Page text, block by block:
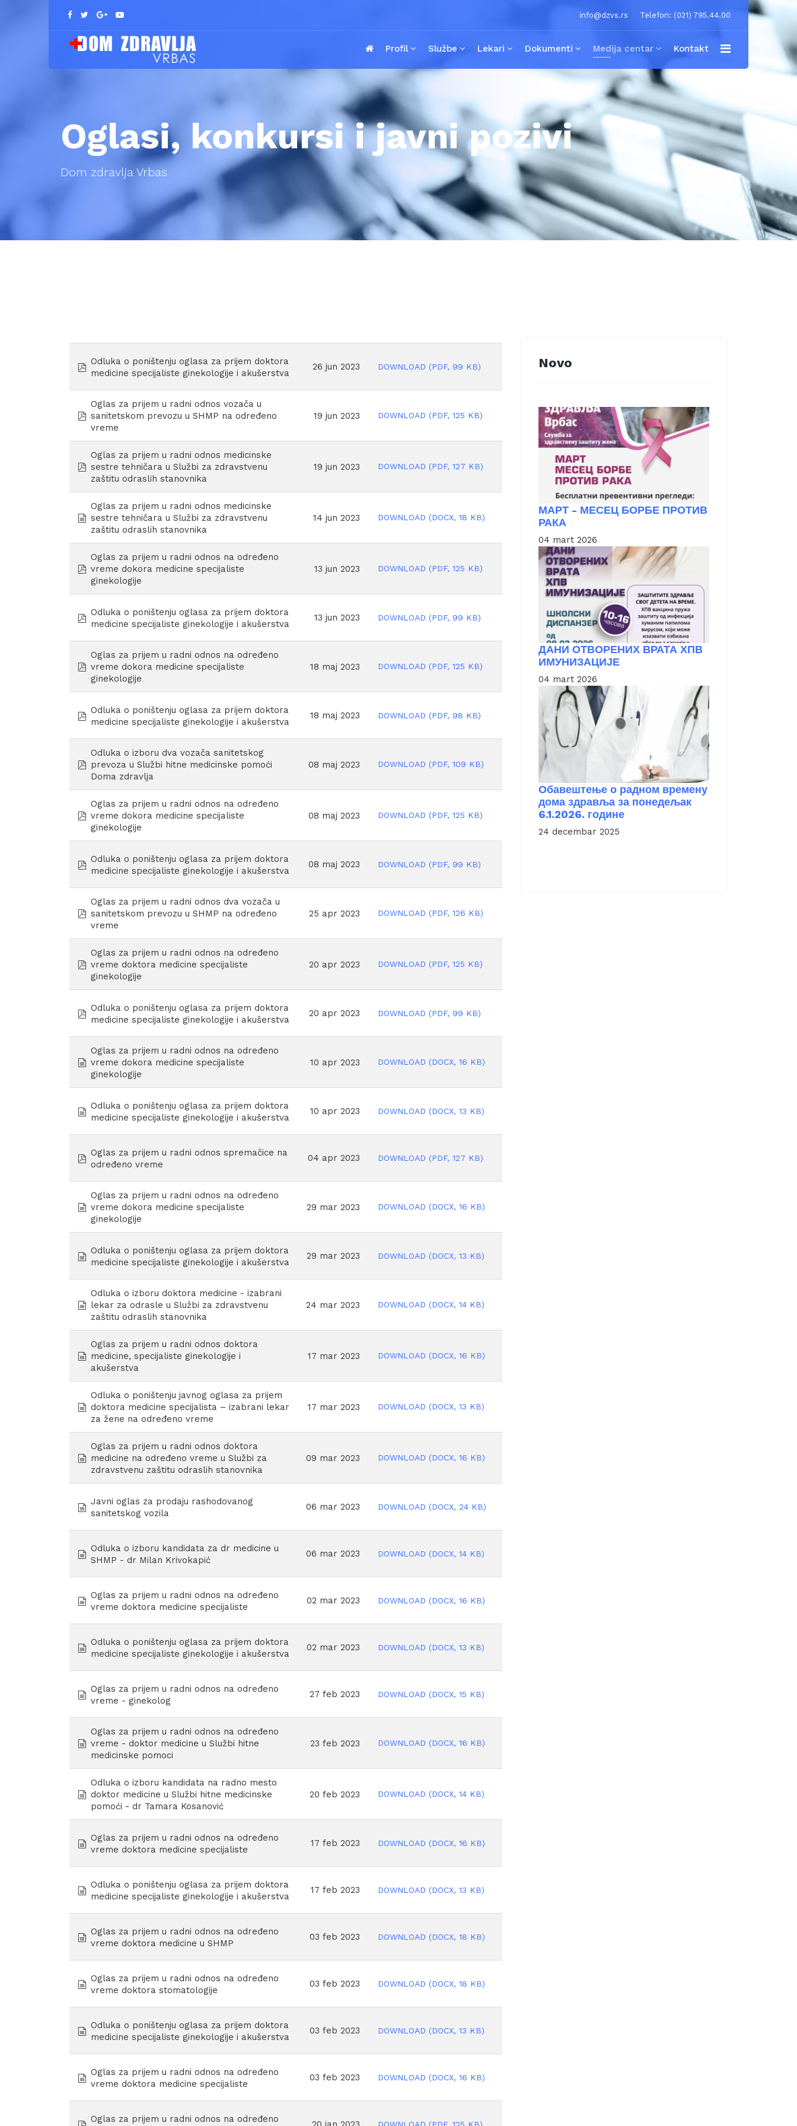
info@dzvs.rs Telefon: (021) 795.44.00
Profil Službe Lekari Dokumenti Medija centar Kontakt
Oglasi, konkursi i javni pozivi
Dom zdravlja Vrbas
pdf
Odluka o poništenju oglasa za prijem doktora
medicine specijaliste ginekologije i akušerstva
26 jun 2023 DOWNLOAD (PDF, 99 KB)
pdf
Oglas za prijem u radni odnos vozača u
sanitetskom prevozu u SHMP na određeno
vreme
19 jun 2023 DOWNLOAD (PDF, 125 KB)
pdf
Oglas za prijem u radni odnos medicinske
sestre tehničara u Službi za zdravstvenu
zaštitu odraslih stanovnika
19 jun 2023 DOWNLOAD (PDF, 127 KB)
document
Oglas za prijem u radni odnos medicinske
sestre tehničara u Službi za zdravstvenu
zaštitu odraslih stanovnika
14 jun 2023 DOWNLOAD (DOCX, 18 KB)
pdf
Oglas za prijem u radni odnos na određeno
vreme dokora medicine specijaliste
ginekologije
13 jun 2023 DOWNLOAD (PDF, 125 KB)
pdf
Odluka o poništenju oglasa za prijem doktora
medicine specijaliste ginekologije i akušerstva
13 jun 2023 DOWNLOAD (PDF, 99 KB)
pdf
Oglas za prijem u radni odnos na određeno
vreme dokora medicine specijaliste
ginekologije
18 maj 2023 DOWNLOAD (PDF, 125 KB)
pdf
Odluka o poništenju oglasa za prijem doktora
medicine specijaliste ginekologije i akušerstva
18 maj 2023 DOWNLOAD (PDF, 98 KB)
pdf
Odluka o izboru dva vozača sanitetskog
prevoza u Službi hitne medicinske pomoći
Doma zdravlja
08 maj 2023 DOWNLOAD (PDF, 109 KB)
pdf
Oglas za prijem u radni odnos na određeno
vreme dokora medicine specijaliste
ginekologije
08 maj 2023 DOWNLOAD (PDF, 125 KB)
pdf
Odluka o poništenju oglasa za prijem doktora
medicine specijaliste ginekologije i akušerstva
08 maj 2023 DOWNLOAD (PDF, 99 KB)
pdf
Oglas za prijem u radni odnos dva vozača u
sanitetskom prevozu u SHMP na određeno
vreme
25 apr 2023 DOWNLOAD (PDF, 126 KB)
pdf
Oglas za prijem u radni odnos na određeno
vreme doktora medicine specijaliste
ginekologije
20 apr 2023 DOWNLOAD (PDF, 125 KB)
pdf
Odluka o poništenju oglasa za prijem doktora
medicine specijaliste ginekologije i akušerstva
20 apr 2023 DOWNLOAD (PDF, 99 KB)
document
Oglas za prijem u radni odnos na određeno
vreme dokora medicine specijaliste
ginekologije
10 apr 2023 DOWNLOAD (DOCX, 16 KB)
document
Odluka o poništenju oglasa za prijem doktora
medicine specijaliste ginekologije i akušerstva
10 apr 2023 DOWNLOAD (DOCX, 13 KB)
pdf
Oglas za prijem u radni odnos spremačice na
određeno vreme
04 apr 2023 DOWNLOAD (PDF, 127 KB)
document
Oglas za prijem u radni odnos na određeno
vreme dokora medicine specijaliste
ginekologije
29 mar 2023 DOWNLOAD (DOCX, 16 KB)
document
Odluka o poništenju oglasa za prijem doktora
medicine specijaliste ginekologije i akušerstva
29 mar 2023 DOWNLOAD (DOCX, 13 KB)
document
Odluka o izboru doktora medicine - izabrani
lekar za odrasle u Službi za zdravstvenu
zaštitu odraslih stanovnika
24 mar 2023 DOWNLOAD (DOCX, 14 KB)
document
Oglas za prijem u radni odnos doktora
medicine, specijaliste ginekologije i
akušerstva
17 mar 2023 DOWNLOAD (DOCX, 16 KB)
document
Odluka o poništenju javnog oglasa za prijem
doktora medicine specijalista – izabrani lekar
za žene na određeno vreme
17 mar 2023 DOWNLOAD (DOCX, 13 KB)
document
Oglas za prijem u radni odnos doktora
medicine na određeno vreme u Službi za
zdravstvenu zaštitu odraslih stanovnika
09 mar 2023 DOWNLOAD (DOCX, 16 KB)
document
Javni oglas za prodaju rashodovanog
sanitetskog vozila
06 mar 2023 DOWNLOAD (DOCX, 24 KB)
document
Odluka o izboru kandidata za dr medicine u
SHMP - dr Milan Krivokapić
06 mar 2023 DOWNLOAD (DOCX, 14 KB)
document
Oglas za prijem u radni odnos na određeno
vreme doktora medicine specijaliste
02 mar 2023 DOWNLOAD (DOCX, 16 KB)
document
Odluka o poništenju oglasa za prijem doktora
medicine specijaliste ginekologije i akušerstva
02 mar 2023 DOWNLOAD (DOCX, 13 KB)
document
Oglas za prijem u radni odnos na određeno
vreme - ginekolog
27 feb 2023 DOWNLOAD (DOCX, 15 KB)
document
Oglas za prijem u radni odnos na određeno
vreme - doktor medicine u Službi hitne
medicinske pomoci
23 feb 2023 DOWNLOAD (DOCX, 16 KB)
document
Odluka o izboru kandidata na radno mesto
doktor medicine u Službi hitne medicinske
pomoći - dr Tamara Kosanović
20 feb 2023 DOWNLOAD (DOCX, 14 KB)
document
Oglas za prijem u radni odnos na određeno
vreme doktora medicine specijaliste
17 feb 2023 DOWNLOAD (DOCX, 16 KB)
document
Odluka o poništenju oglasa za prijem doktora
medicine specijaliste ginekologije i akušerstva
17 feb 2023 DOWNLOAD (DOCX, 13 KB)
document
Oglas za prijem u radni odnos na određeno
vreme doktora medicine u SHMP
03 feb 2023 DOWNLOAD (DOCX, 18 KB)
document
Oglas za prijem u radni odnos na određeno
vreme doktora stomatologije
03 feb 2023 DOWNLOAD (DOCX, 18 KB)
document
Odluka o poništenju oglasa za prijem doktora
medicine specijaliste ginekologije i akušerstva
03 feb 2023 DOWNLOAD (DOCX, 13 KB)
document
Oglas za prijem u radni odnos na određeno
vreme doktora medicine specijaliste
03 feb 2023 DOWNLOAD (DOCX, 16 KB)
pdf
Oglas za prijem u radni odnos na određeno
Novo
МАРТ - МЕСЕЦ БОРБЕ ПРОТИВ
РАКА
04 mart 2026
ДАНИ ОТВОРЕНИХ ВРАТА ХПВ
ИМУНИЗАЦИЈЕ
04 mart 2026
Обавештење о радном времену
дома здравља за понедељак
6.1.2026. године
24 decembar 2025